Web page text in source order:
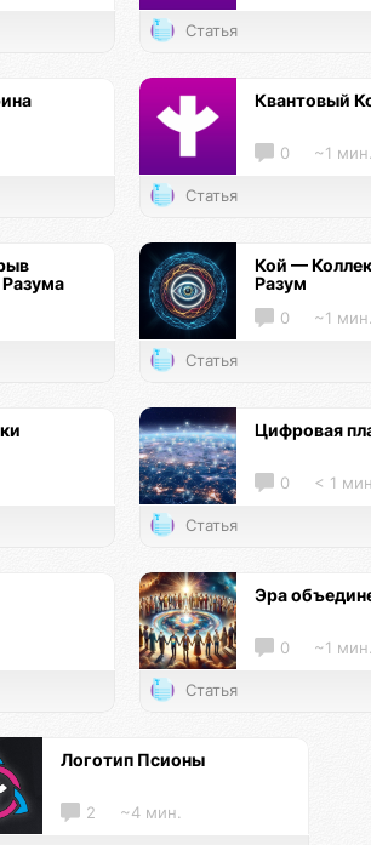
Статья
Квантовый
0 ~1 мин.
Статья
Кой —
Разум
0 ~1 мин.
Статья
Цифровая
0 < 1
Статья
Эра
0 ~1 мин.
Статья
Логотип Псионы
2 ~4 мин.